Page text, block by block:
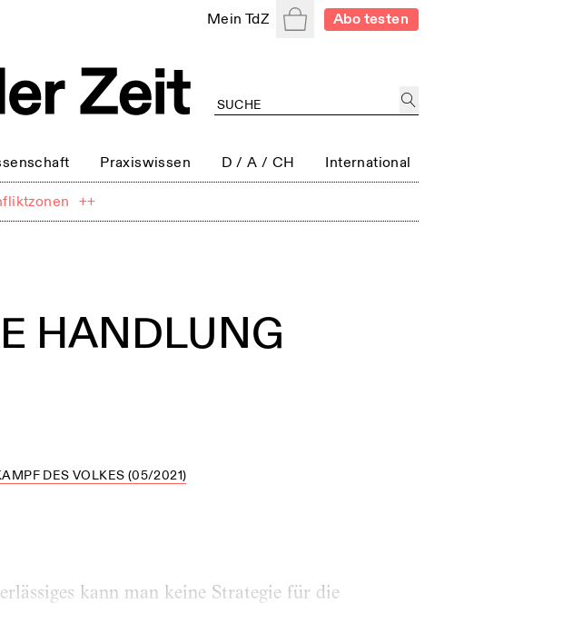
Mein TdZ WarenkorbAbo testen
Praxiswissen D / A / CH International
++
HANDLUNG
DES VOLKES (05/2021)
kann man keine Strategie für die